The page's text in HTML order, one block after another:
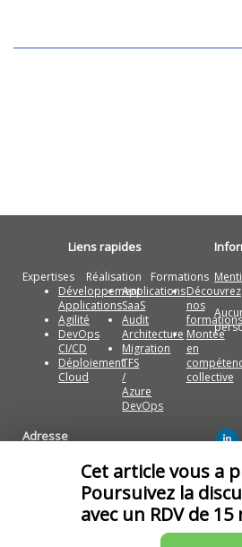
Liens rapides
Expertises
Développement
Applications
Agilité
DevOps
CI/CD
Déploiement
Cloud
Réalisation
Applications
SaaS
Audit
Architecture
Migration
TFS
/
Azure
DevOps
Formations
Découvrez
nos
formations
Montée
en
collective
Adresse
Artza Technologies Paris, France
Artza Technologies Casablanca,
Cet article vous a
Poursuivez la
avec un RDV de